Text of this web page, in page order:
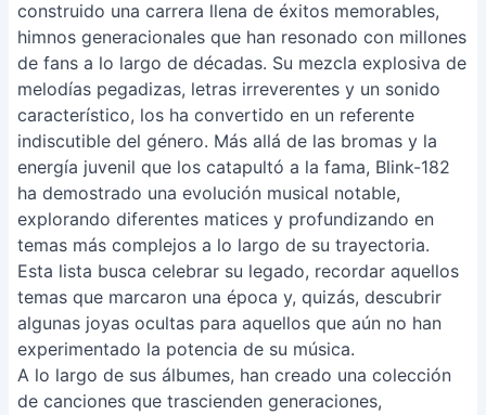
construido una carrera llena de éxitos memorables,
himnos generacionales que han resonado con millones
de fans a lo largo de décadas. Su mezcla explosiva de
melodías pegadizas, letras irreverentes y un sonido
característico, los ha convertido en un referente
indiscutible del género. Más allá de las bromas y la
energía juvenil que los catapultó a la fama, Blink-182
ha demostrado una evolución musical notable,
explorando diferentes matices y profundizando en
temas más complejos a lo largo de su trayectoria.
Esta lista busca celebrar su legado, recordar aquellos
temas que marcaron una época y, quizás, descubrir
algunas joyas ocultas para aquellos que aún no han
experimentado la potencia de su música.
A lo largo de sus álbumes, han creado una colección
de canciones que trascienden generaciones,